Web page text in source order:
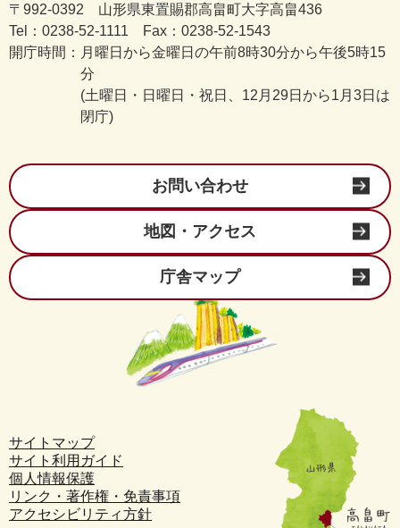
〒992-0392 山形県東置賜郡高畠町大字高畠436
Tel：0238-52-1111 Fax：0238-52-1543
開庁時間： 月曜日から金曜日の午前8時30分から午後5時15
分
(土曜日・日曜日・祝日、12月29日から1月3日は
閉庁)
お問い合わせ
地図・アクセス
庁舎マップ
サイトマップ
サイト利用ガイド
個人情報保護
リンク・著作権・免責事項
アクセシビリティ方針